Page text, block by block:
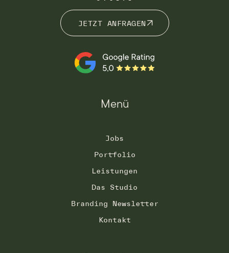
JETZT ANFRAGEN
Menü
Jobs
Portfolio
Leistungen
Das Studio
Branding Newsletter
Kontakt